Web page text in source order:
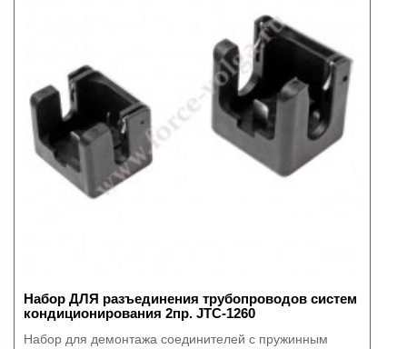
Набор ДЛЯ разъединения трубопроводов систем
кондиционирования 2пр. JTC-1260
Набор для демонтажа соединителей с пружинным